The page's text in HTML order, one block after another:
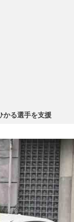
かる選手を支援